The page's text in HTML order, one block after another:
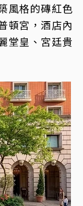
風格的磚紅色
頓宮，酒店內
堂皇、宮廷貴